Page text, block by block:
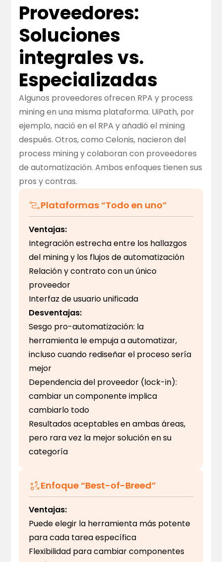
Proveedores:
Soluciones
integrales vs.
Especializadas
Algunos proveedores ofrecen RPA y process
mining en una misma plataforma. UiPath, por
ejemplo, nació en el RPA y añadió el mining
después. Otros, como Celonis, nacieron del
process mining y colaboran con proveedores
de automatización. Ambos enfoques tienen sus
pros y contras.
Plataformas “Todo en uno”
Ventajas:
Integración estrecha entre los hallazgos
del mining y los flujos de automatización
Relación y contrato con un único
proveedor
Interfaz de usuario unificada
Desventajas:
Sesgo pro-automatización: la
herramienta le empuja a automatizar,
incluso cuando rediseñar el proceso sería
mejor
Dependencia del proveedor (lock-in):
cambiar un componente implica
cambiarlo todo
Resultados aceptables en ambas áreas,
pero rara vez la mejor solución en su
categoría
Enfoque “Best-of-Breed”
Ventajas:
Puede elegir la herramienta más potente
para cada tarea específica
Flexibilidad para cambiar componentes